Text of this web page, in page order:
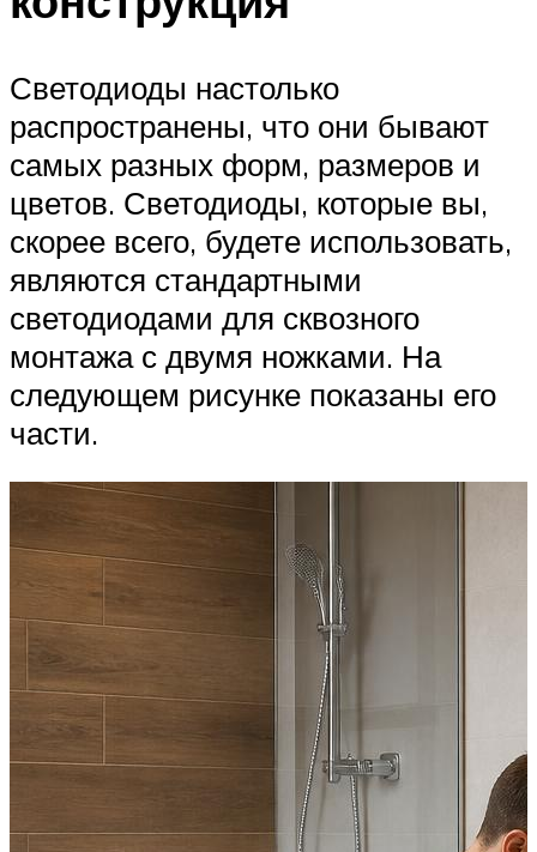
Светодиоды настолько
распространены, что они бывают
самых разных форм, размеров и
цветов. Светодиоды, которые вы,
скорее всего, будете использовать,
являются стандартными
светодиодами для сквозного
монтажа с двумя ножками. На
следующем рисунке показаны его
части.